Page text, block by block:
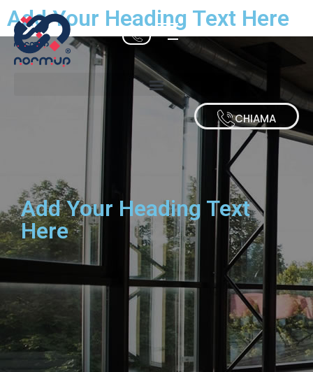
Add Your Heading Text Here
Add Your Heading Text
Here
CHIAMA